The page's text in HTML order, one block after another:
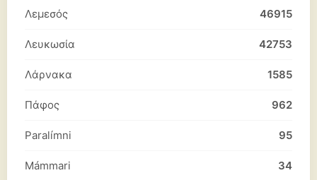
Λεμεσός 46915
Λευκωσία 42753
Λάρνακα 1585
Πάφος 962
Paralímni 95
Mámmari 34